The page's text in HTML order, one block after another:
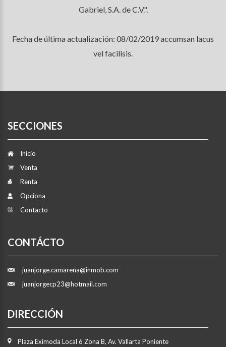
Gabriel, S.A. de C.V.".
Fecha de última actualización: 08/02/2019 accumsan lacus
vel facilisis.
SECCIONES
Inicio
Venta
Renta
Opciona
Contacto
CONTÁCTO
juanjorge.camarena@inmob.com
juanjorgecp23@hotmail.com
DIRECCIÓN
Plaza Eximoda Local 6 Zona B, Av. Vallarta Poniente